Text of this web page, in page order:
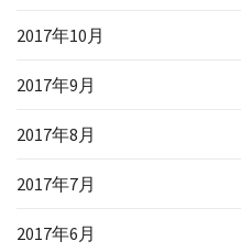
2017年10月
2017年9月
2017年8月
2017年7月
2017年6月